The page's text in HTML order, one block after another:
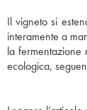
Il vigneto si
interamente a
la fermentazione
ecologica,